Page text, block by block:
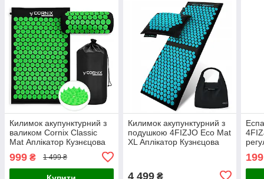
Килимок акупунктурний з
валиком Cornix Classic
Mat Аплікатор Кузнєцова
999 ₴ 1 499 ₴
Килимок акупунктурний з
подушкою 4FIZJO Eco Mat
XL Аплікатор Кузнєцова
4 499₴
(P-
199